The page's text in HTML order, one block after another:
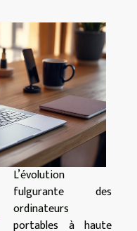
L’évolution
fulgurante des
ordinateurs
portables à haute